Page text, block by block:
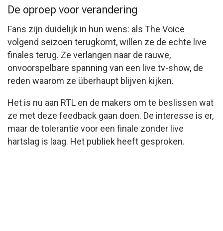
De oproep voor verandering
Fans zijn duidelijk in hun wens: als The Voice
volgend seizoen terugkomt, willen ze de echte live
finales terug. Ze verlangen naar de rauwe,
onvoorspelbare spanning van een live tv-show, de
reden waarom ze überhaupt blijven kijken.
Het is nu aan RTL en de makers om te beslissen wat
ze met deze feedback gaan doen. De interesse is er,
maar de tolerantie voor een finale zonder live
hartslag is laag. Het publiek heeft gesproken.